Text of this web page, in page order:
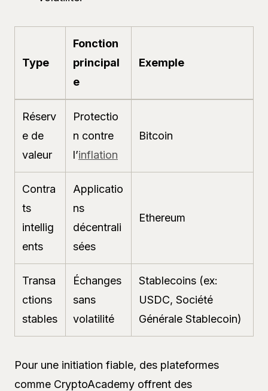
Type
Fonction
principal
e
Exemple
Réserv
e de
valeur
Protectio
n contre
l’inflation
Bitcoin
Contra
ts
intellig
ents
Applicatio
ns
décentrali
sées
Ethereum
Transa
ctions
stables
Échanges
sans
volatilité
Stablecoins (ex:
USDC, Société
Générale Stablecoin)
Pour une initiation fiable, des plateformes
comme CryptoAcademy offrent des